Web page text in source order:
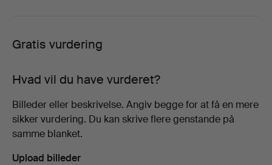
Gratis vurdering
Hvad vil du have vurderet?
Billeder eller beskrivelse. Angiv begge for at få en mere
sikker vurdering. Du kan skrive flere genstande på
samme blanket.
Upload billeder